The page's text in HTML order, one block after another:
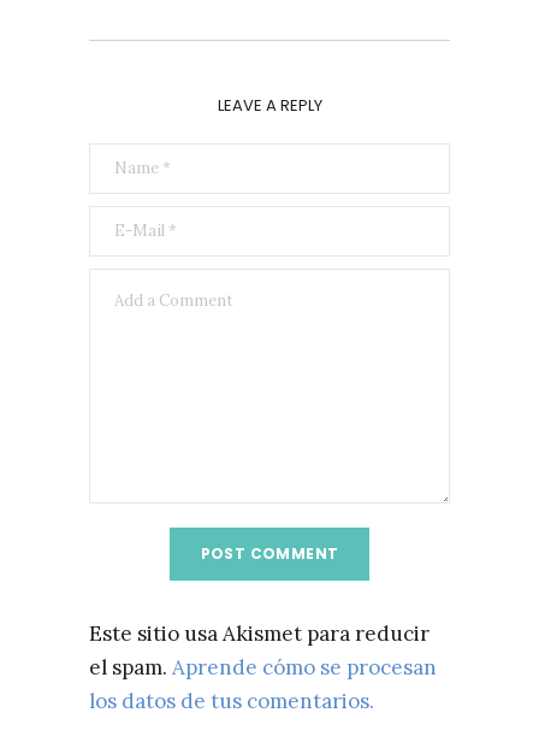
LEAVE A REPLY
Este sitio usa Akismet para reducir
el spam. Aprende cómo se procesan
los datos de tus comentarios.